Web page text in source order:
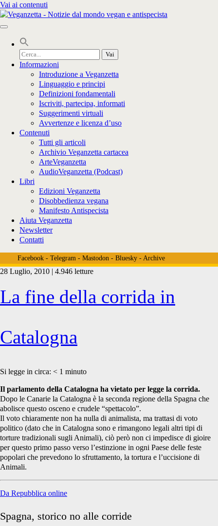
Vai ai contenuti
Cerca
per:
Informazioni
Introduzione a Veganzetta
Linguaggio e principi
Definizioni fondamentali
Iscriviti, partecipa, informati
Suggerimenti virtuali
Avvertenze e licenza d’uso
Contenuti
Tutti gli articoli
Archivio Veganzetta cartacea
ArteVeganzetta
AudioVeganzetta (Podcast)
Libri
Edizioni Veganzetta
Disobbedienza vegana
Manifesto Antispecista
Aiuta Veganzetta
Newsletter
Contatti
Facebook- Telegram- Mastodon- Bluesky- Archive
Tag:
<span>sfruttamento
toro</span>
28 Luglio, 2010 | 4.946 letture
La fine della corrida in
Catalogna
Si legge in circa: < 1 minuto
Il parlamento della Catalogna ha vietato per legge la corrida.
Dopo le Canarie la Catalogna è la seconda regione della Spagna che
abolisce questo osceno e crudele “spettacolo”.
Il voto chiaramente non ha nulla di animalista, ma trattasi di voto
politico (dato che in Catalogna sono e rimangono legali altri tipi di
torture tradizionali sugli Animali), ciò però non ci impedisce di gioire
per questo primo passo verso l’estinzione in ogni Paese delle feste
popolari che prevedono lo sfruttamento, la tortura e l’uccisione di
Animali.
Da Repubblica online
Spagna, storico no alle corride